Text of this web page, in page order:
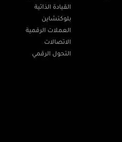
القيادة الذاتية
بلوكتشاين
العملات الرقمية
الاتصالات
التحول الرقمي